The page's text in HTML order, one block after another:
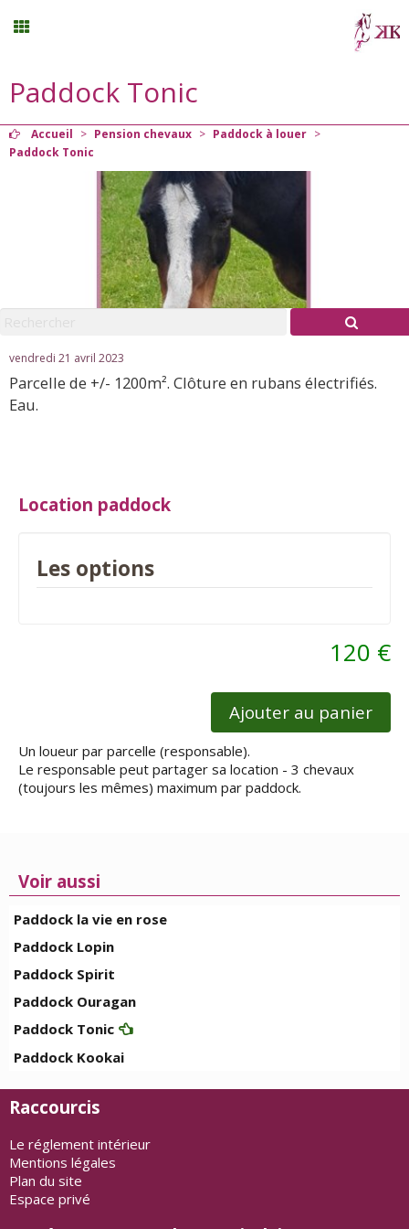
Randonnée
Planning
Mon compte
Paddock Tonic
Accueil > Pension chevaux > Paddock à louer >
Paddock Tonic
vendredi 21 avril 2023
Parcelle de +/- 1200m². Clôture en rubans électrifiés.
Eau.
Location paddock
Les options
120 €
Ajouter au panier
Un loueur par parcelle (responsable).
Le responsable peut partager sa location - 3 chevaux
(toujours les mêmes) maximum par paddock.
Voir aussi
Paddock la vie en rose
Paddock Lopin
Paddock Spirit
Paddock Ouragan
Paddock Tonic
Paddock Kookai
Raccourcis
Le réglement intérieur
Mentions légales
Plan du site
Espace privé